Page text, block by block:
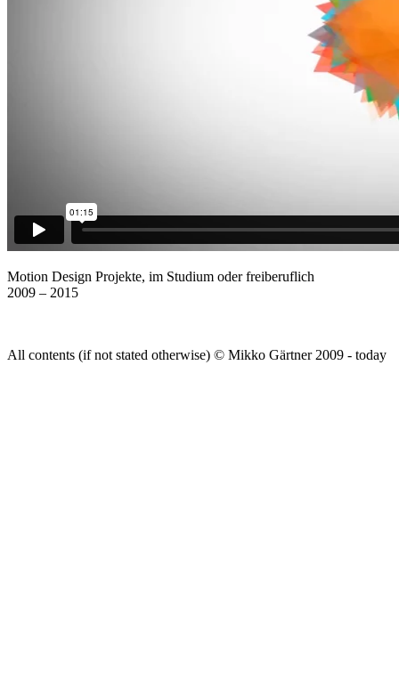
Motion Design Projekte, im Studium oder freiberuflich
2009 – 2015
All contents (if not stated otherwise) © Mikko Gärtner 2009 - today